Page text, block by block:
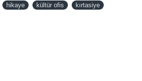
hikaye kültür ofis kırtasiye